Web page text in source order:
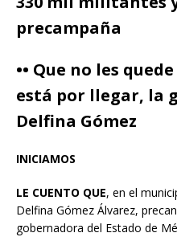
precampaña
•• Que no les
está por llegar, la
Delfina Gómez
INICIAMOS
LE CUENTO QUE, en el
Delfina Gómez Álvarez,
gobernadora del Estado de